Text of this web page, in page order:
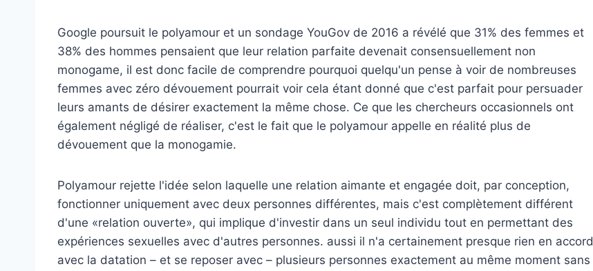
Google poursuit le polyamour et un sondage YouGov de 2016 a révélé que 31% des femmes et
38% des hommes pensaient que leur relation parfaite devenait consensuellement non
monogame, il est donc facile de comprendre pourquoi quelqu'un pense à voir de nombreuses
femmes avec zéro dévouement pourrait voir cela étant donné que c'est parfait pour persuader
leurs amants de désirer exactement la même chose. Ce que les chercheurs occasionnels ont
également négligé de réaliser, c'est le fait que le polyamour appelle en réalité plus de
dévouement que la monogamie.
Polyamour rejette l'idée selon laquelle une relation aimante et engagée doit, par conception,
fonctionner uniquement avec deux personnes différentes, mais c'est complètement différent
d'une «relation ouverte», qui implique d'investir dans un seul individu tout en permettant des
expériences sexuelles avec d'autres personnes. aussi il n'a certainement presque rien en accord
avec la datation – et se reposer avec – plusieurs personnes exactement au même moment sans